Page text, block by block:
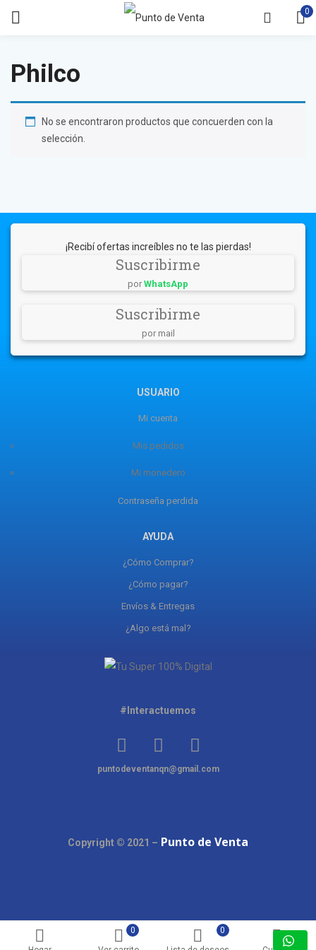
0
0
0
Philco
No se encontraron productos que concuerden con la
selección.
¡Recibí ofertas increíbles no te las pierdas!
Suscribirme
por WhatsApp
Suscribirme
por mail
USUARIO
Mi cuenta
Mis pedidos
Mi monedero
Contraseña perdida
AYUDA
¿Cómo Comprar?
¿Cómo pagar?
Envíos & Entregas
¿Algo está mal?
#Interactuemos
puntodeventanqn@gmail.com
Copyright © 2021 – Punto de Venta